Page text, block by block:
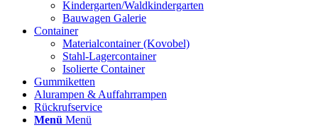
Kindergarten/Waldkindergarten
Bauwagen Galerie
Container
Materialcontainer (Kovobel)
Stahl-Lagercontainer
Isolierte Container
Gummiketten
Alurampen & Auffahrrampen
Rückrufservice
Menü Menü